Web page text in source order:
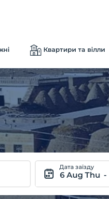
Квартири та вілли
Дата заїзду
6 Aug Thu -